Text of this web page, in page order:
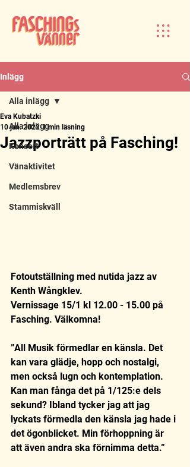
Inlägg
Alla inlägg
Konsert
Vänaktivitet
Medlemsbrev
Stammiskväll
Alla inlägg
Jazzporträtt på Fasching!
Eva Kubatzki
10 jan. 2022 1 min läsning
Fotoutställning med nutida jazz av
Kenth Wångklev.
Vernissage 15/1 kl 12.00 - 15.00 på
Fasching. Välkomna!
”All Musik förmedlar en känsla. Det
kan vara glädje, hopp och nostalgi,
men också lugn och kontemplation.
Kan man fånga det på 1/125:e dels
sekund? Ibland tycker jag att jag
lyckats förmedla den känsla jag hade i
det ögonblicket. Min förhoppning är
att även andra ska förnimma detta.”